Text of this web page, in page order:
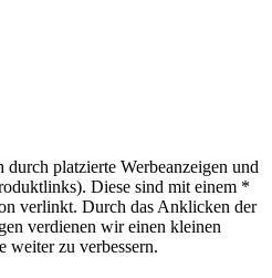
platzierte Werbeanzeigen und
Diese sind mit einem *
verlinkt. Durch das Anklicken der
verdienen wir einen kleinen
weiter zu verbessern.